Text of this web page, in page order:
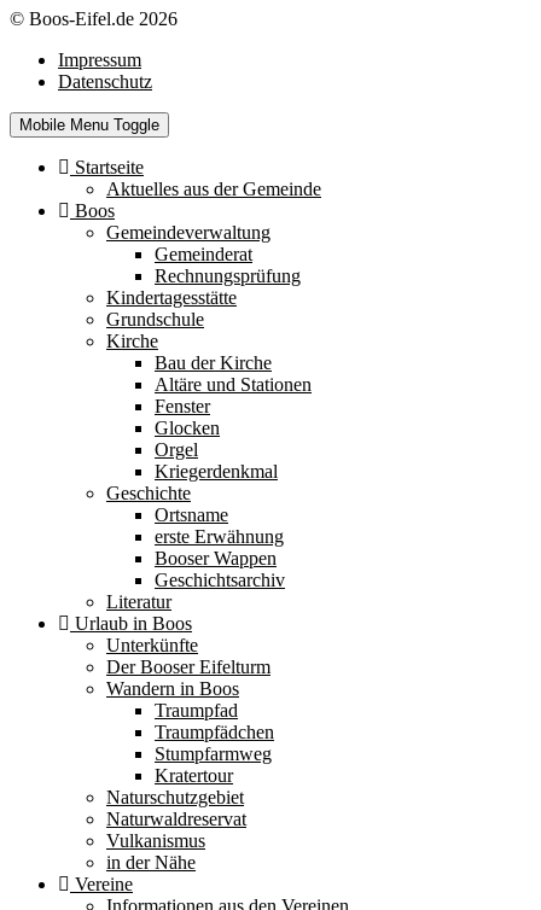
© Boos-Eifel.de 2026
Impressum
Datenschutz
Mobile Menu Toggle
Startseite
Aktuelles aus der Gemeinde
Boos
Gemeindeverwaltung
Gemeinderat
Rechnungsprüfung
Kindertagesstätte
Grundschule
Kirche
Bau der Kirche
Altäre und Stationen
Fenster
Glocken
Orgel
Kriegerdenkmal
Geschichte
Ortsname
erste Erwähnung
Booser Wappen
Geschichtsarchiv
Literatur
Urlaub in Boos
Unterkünfte
Der Booser Eifelturm
Wandern in Boos
Traumpfad
Traumpfädchen
Stumpfarmweg
Kratertour
Naturschutzgebiet
Naturwaldreservat
Vulkanismus
in der Nähe
Vereine